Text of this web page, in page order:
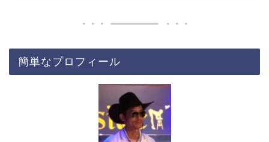
簡単なプロフィール